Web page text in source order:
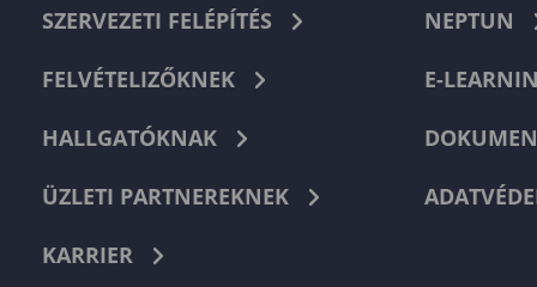
SZERVEZETI FELÉPÍTÉS
FELVÉTELIZŐKNEK
HALLGATÓKNAK
ÜZLETI PARTNEREKNEK
KARRIER
NEPTUN
E-